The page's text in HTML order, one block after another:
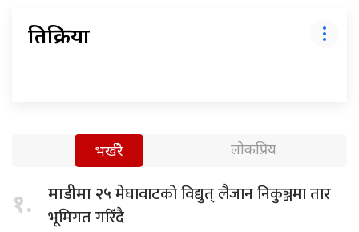
प्रतिक्रिया
भर्खरै लोकप्रिय
१. माडीमा २५ मेघावाटको विद्युत् लैजान निकुञ्जमा तार
भूमिगत गरिँदै